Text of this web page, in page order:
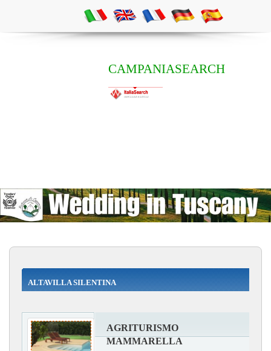
CAMPANIASEARCH
ALTAVILLA SILENTINA
AGRITURISMO
MAMMARELLA